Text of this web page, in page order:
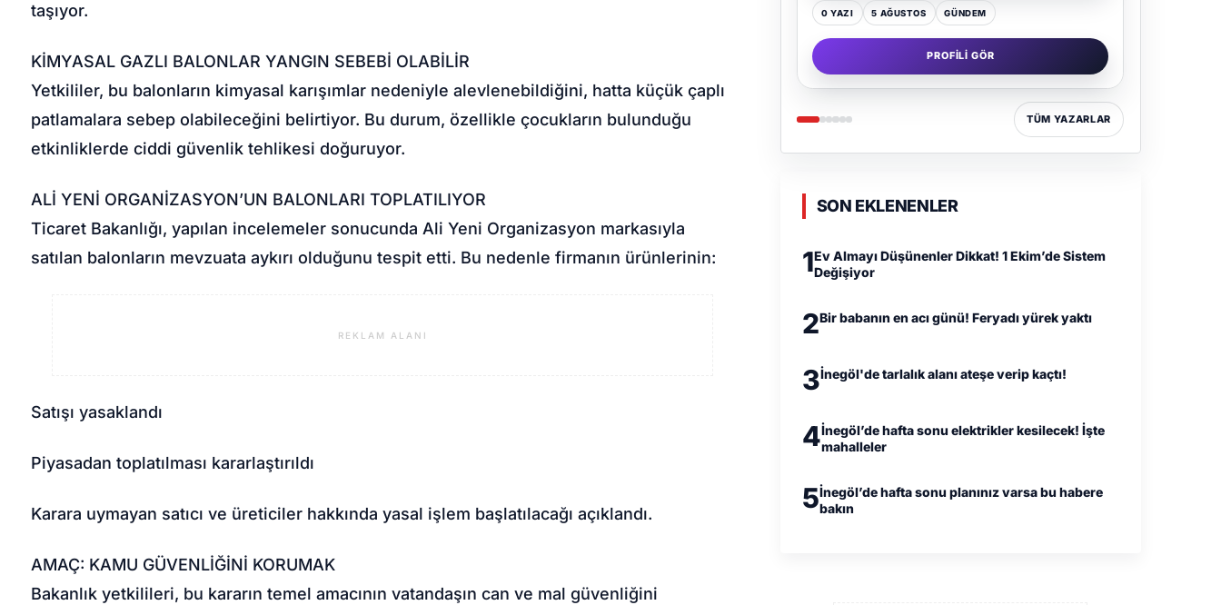
taşıyor.
KİMYASAL GAZLI BALONLAR YANGIN SEBEBİ OLABİLİR
Yetkililer, bu balonların kimyasal karışımlar nedeniyle alevlenebildiğini, hatta küçük çaplı
patlamalara sebep olabileceğini belirtiyor. Bu durum, özellikle çocukların bulunduğu
etkinliklerde ciddi güvenlik tehlikesi doğuruyor.
ALİ YENİ ORGANİZASYON’UN BALONLARI TOPLATILIYOR
Ticaret Bakanlığı, yapılan incelemeler sonucunda Ali Yeni Organizasyon markasıyla
satılan balonların mevzuata aykırı olduğunu tespit etti. Bu nedenle firmanın ürünlerinin:
REKLAM ALANI
Satışı yasaklandı
Piyasadan toplatılması kararlaştırıldı
Karara uymayan satıcı ve üreticiler hakkında yasal işlem başlatılacağı açıklandı.
AMAÇ: KAMU GÜVENLİĞİNİ KORUMAK
Bakanlık yetkilileri, bu kararın temel amacının vatandaşın can ve mal güvenliğini
0 YAZI 5 AĞUSTOS GÜNDEM
PROFILI GÖR
TÜM YAZARLAR
SON EKLENENLER
1Ev Almayı Düşünenler Dikkat! 1 Ekim’de Sistem
Değişiyor
2Bir babanın en acı günü! Feryadı yürek yaktı
3İnegöl'de tarlalık alanı ateşe verip kaçtı!
4İnegöl’de hafta sonu elektrikler kesilecek! İşte
mahalleler
5İnegöl’de hafta sonu planınız varsa bu habere
bakın